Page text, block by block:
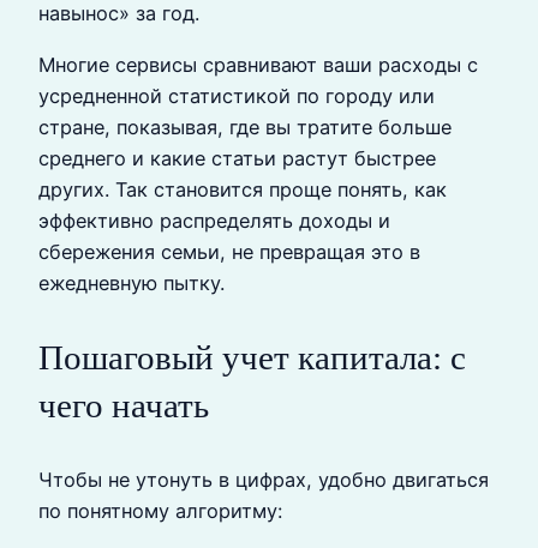
навынос» за год.
Многие сервисы сравнивают ваши расходы с
усредненной статистикой по городу или
стране, показывая, где вы тратите больше
среднего и какие статьи растут быстрее
других. Так становится проще понять, как
эффективно распределять доходы и
сбережения семьи, не превращая это в
ежедневную пытку.
Пошаговый учет капитала: с
чего начать
Чтобы не утонуть в цифрах, удобно двигаться
по понятному алгоритму: